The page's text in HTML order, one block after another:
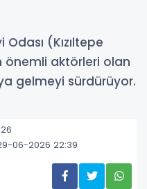
(Kızıltepe
önemli aktörleri olan
gelmeyi sürdürüyor.
06-2026 22:39